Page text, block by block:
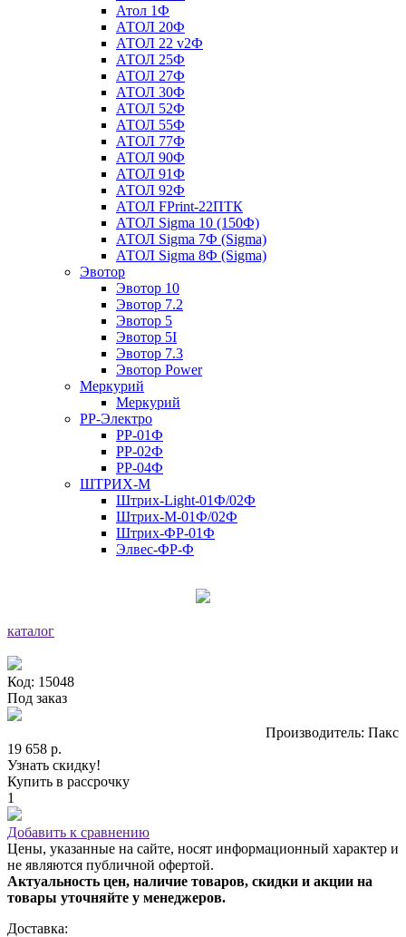
Атол 1Ф
АТОЛ 20Ф
АТОЛ 22 v2Ф
АТОЛ 25Ф
АТОЛ 27Ф
АТОЛ 30Ф
АТОЛ 52Ф
АТОЛ 55Ф
АТОЛ 77Ф
АТОЛ 90Ф
АТОЛ 91Ф
АТОЛ 92Ф
АТОЛ FPrint-22ПТК
АТОЛ Sigma 10 (150Ф)
АТОЛ Sigma 7Ф (Sigma)
АТОЛ Sigma 8Ф (Sigma)
Эвотор
Эвотор 10
Эвотор 7.2
Эвотор 5
Эвотор 5I
Эвотор 7.3
Эвотор Power
Меркурий
Меркурий
РР-Электро
РР-01Ф
РР-02Ф
РР-04Ф
ШТРИХ-М
Штрих-Light-01Ф/02Ф
Штрих-М-01Ф/02Ф
Штрих-ФР-01Ф
Элвес-ФР-Ф
каталог
Код: 15048
Под заказ
Производитель: Пакс
19 658 р.
Узнать скидку!
Купить в рассрочку
1
Добавить к сравнению
Цены, указанные на сайте, носят информационный характер и
не являются публичной офертой.
Актуальность цен, наличие товаров, скидки и акции на
товары уточняйте у менеджеров.
Доставка: